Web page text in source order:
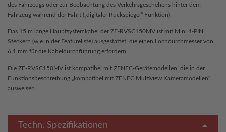
des Fahrzeugs oder zur Beobachtung des Verkehrsgeschehens hinter dem
Fahrzeug während der Fahrt („digitaler Rückspiegel“ Funktion).
Das 15 m lange Hauptsystemkabel der ZE-RVSC150MV ist mit Mini 4-PIN
Steckern (wie in der Featureliste) ausgestattet, die einen Lochdurchmesser von
6,1 mm für die Kabeldurchführung erfordern.
Die ZE-RVSC150MV ist kompatibel mit ZENEC-Gerätemodellen, die in der
Funktionsbeschreibung „kompatibel mit ZENEC Multiview Kameramodellen“
ausweisen.
Techn. Spezifikationen